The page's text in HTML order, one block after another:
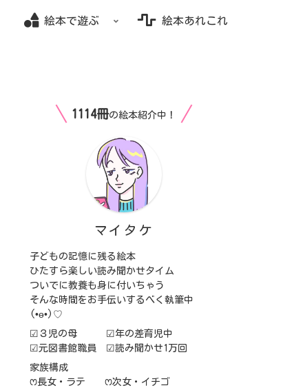
絵本で遊ぶ 絵本あれこれ
1114冊の絵本紹介中！
マイタケ
子どもの記憶に残る絵本
ひたすら楽しい読み聞かせタイム
ついでに教養も身に付いちゃう
そんな時間をお手伝いするべく執筆中
(⁠•⁠ө⁠•⁠)⁠♡
☑３児の母 ☑年の差育児中
☑元図書館職員 ☑読み聞かせ1万回
家族構成
ꢭ長女・ラテ ꢭ次女・イチゴ